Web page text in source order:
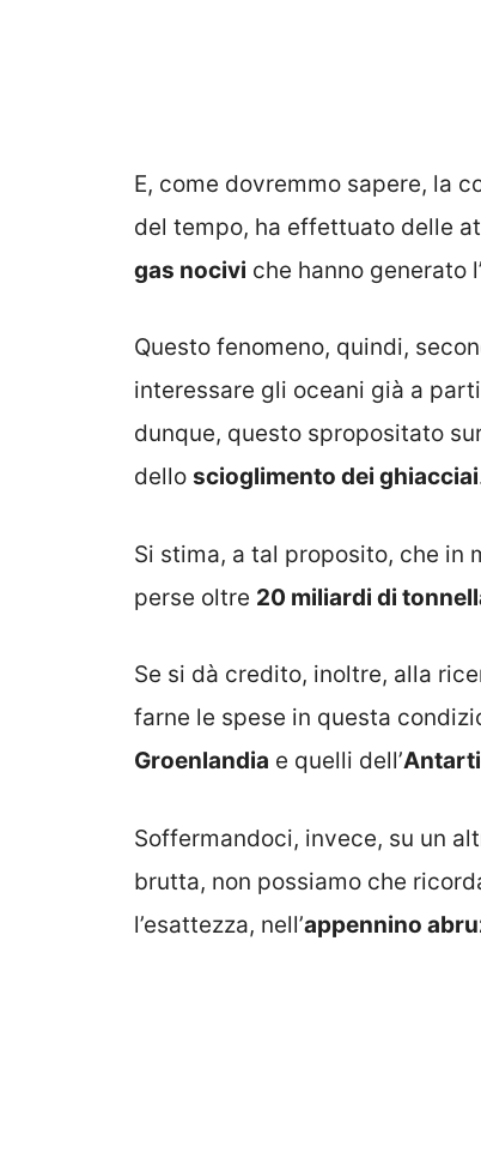
E, come dovremmo sapere, la
del tempo, ha effettuato delle
gas nocivi che hanno generato l’
Questo fenomeno, quindi,
interessare gli oceani già a
dunque, questo spropositato
dello scioglimento dei ghiacciai
Si stima, a tal proposito, che in
perse oltre 20 miliardi di
Se si dà credito, inoltre, alla
farne le spese in questa
Groenlandia e quelli dell’
Soffermandoci, invece, su un
brutta, non possiamo che
l’esattezza, nell’appennino